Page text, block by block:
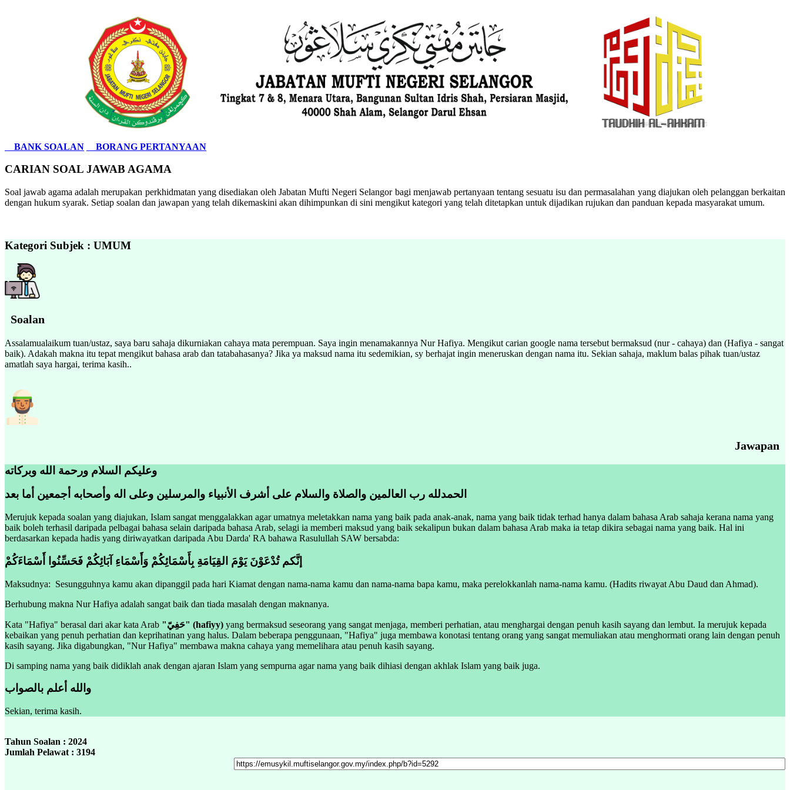
BANK SOALAN BORANG PERTANYAAN
CARIAN SOAL JAWAB AGAMA
Soal jawab agama adalah merupakan perkhidmatan yang disediakan oleh Jabatan Mufti Negeri Selangor bagi menjawab pertanyaan tentang sesuatu isu dan permasalahan yang diajukan oleh pelanggan berkaitan
dengan hukum syarak. Setiap soalan dan jawapan yang telah dikemaskini akan dihimpunkan di sini mengikut kategori yang telah ditetapkan untuk dijadikan rujukan dan panduan kepada masyarakat umum.
Kategori Subjek : UMUM
Soalan
Assalamualaikum tuan/ustaz, saya baru sahaja dikurniakan cahaya mata perempuan. Saya ingin menamakannya Nur Hafiya. Mengikut carian google nama tersebut bermaksud (nur - cahaya) dan (Hafiya - sangat
baik). Adakah makna itu tepat mengikut bahasa arab dan tatabahasanya? Jika ya maksud nama itu sedemikian, sy berhajat ingin meneruskan dengan nama itu. Sekian sahaja, maklum balas pihak tuan/ustaz
amatlah saya hargai, terima kasih..
Jawapan
وعليكم السلام ورحمة الله وبركاته
الحمدلله رب العالمين والصلاة والسلام على أشرف الأنبياء والمرسلين وعلى اله وأصحابه أجمعين أما بعد
Merujuk kepada soalan yang diajukan, Islam sangat menggalakkan agar umatnya meletakkan nama yang baik pada anak-anak, nama yang baik tidak terhad hanya dalam bahasa Arab sahaja kerana nama yang
baik boleh terhasil daripada pelbagai bahasa selain daripada bahasa Arab, selagi ia memberi maksud yang baik sekalipun bukan dalam bahasa Arab maka ia tetap dikira sebagai nama yang baik. Hal ini
berdasarkan kepada hadis yang diriwayatkan daripada Abu Darda' RA bahawa Rasulullah SAW bersabda:
إنَّكم تُدْعَوْنَ يَوْمَ القِيَامَةِ بِأَسْمَائِكُمْ وَأَسْمَاءِ آبَائِكُمْ فَحَسِّنُوا أَسْمَاءَكُمْ
Maksudnya: Sesungguhnya kamu akan dipanggil pada hari Kiamat dengan nama-nama kamu dan nama-nama bapa kamu, maka perelokkanlah nama-nama kamu. (Hadits riwayat Abu Daud dan Ahmad).
Berhubung makna Nur Hafiya adalah sangat baik dan tiada masalah dengan maknanya.
Kata "Hafiya" berasal dari akar kata Arab "حَفِيّ" (hafiyy) yang bermaksud seseorang yang sangat menjaga, memberi perhatian, atau menghargai dengan penuh kasih sayang dan lembut. Ia merujuk kepada
kebaikan yang penuh perhatian dan keprihatinan yang halus. Dalam beberapa penggunaan, "Hafiya" juga membawa konotasi tentang orang yang sangat memuliakan atau menghormati orang lain dengan penuh
kasih sayang. Jika digabungkan, "Nur Hafiya" membawa makna cahaya yang memelihara atau penuh kasih sayang.
Di samping nama yang baik didiklah anak dengan ajaran Islam yang sempurna agar nama yang baik dihiasi dengan akhlak Islam yang baik juga.
والله أعلم بالصواب
Sekian, terima kasih.
Tahun Soalan : 2024
Jumlah Pelawat : 3194